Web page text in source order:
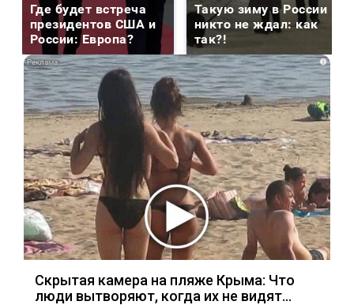
Где будет встреча
президентов США и
России: Европа?
Такую зиму в России
никто не ждал: как
так?!
i
Скрытая камера на пляже Крыма: Что
люди вытворяют, когда их не видят...